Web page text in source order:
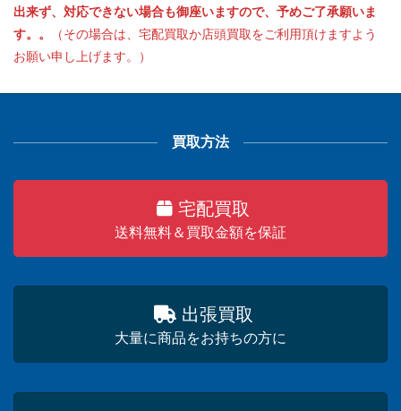
出来ず、対応できない場合も御座いますので、予めご了承願いま
す。。
（その場合は、宅配買取か店頭買取をご利用頂けますよう
お願い申し上げます。）
買取方法
宅配買取
送料無料＆買取金額を保証
出張買取
大量に商品をお持ちの方に